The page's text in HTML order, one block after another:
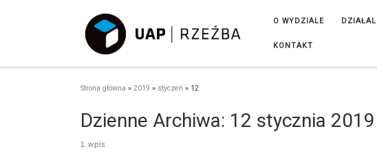
O WYDZIALE
KONTAKT
Strona główna » 2019 » styczeń » 12
Dzienne Archiwa: 12 stycznia 2019
1 wpis